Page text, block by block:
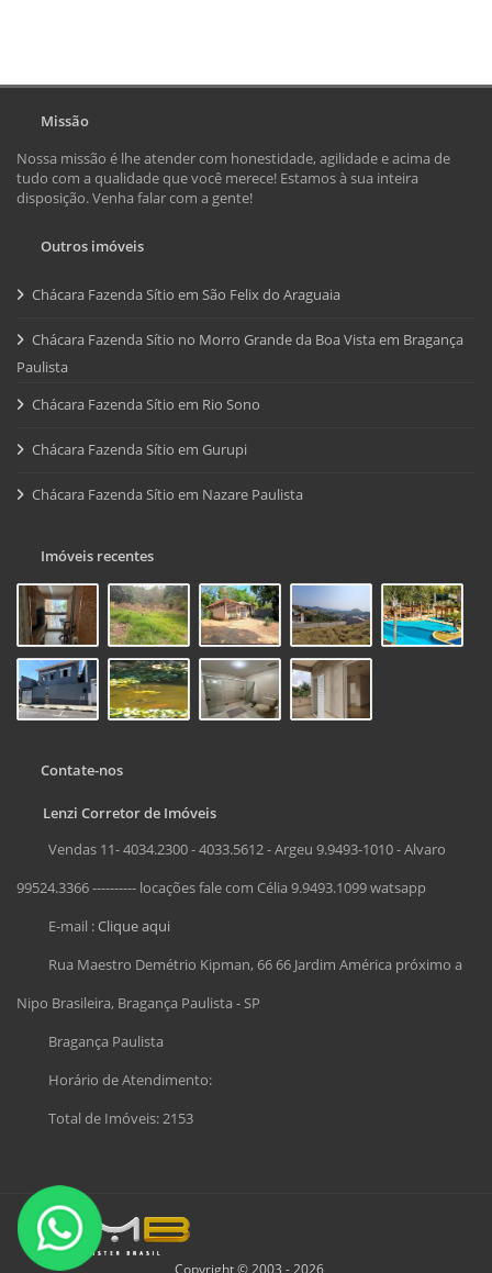
Missão
Nossa missão é lhe atender com honestidade, agilidade e acima de
tudo com a qualidade que você merece! Estamos à sua inteira
disposição. Venha falar com a gente!
Outros imóveis
Chácara Fazenda Sítio em São Felix do Araguaia
Chácara Fazenda Sítio no Morro Grande da Boa Vista em Bragança
Paulista
Chácara Fazenda Sítio em Rio Sono
Chácara Fazenda Sítio em Gurupi
Chácara Fazenda Sítio em Nazare Paulista
Imóveis recentes
Contate-nos
Lenzi Corretor de Imóveis
Vendas 11- 4034.2300 - 4033.5612 - Argeu 9.9493-1010 - Alvaro
99524.3366 ---------- locações fale com Célia 9.9493.1099 watsapp
E-mail :Clique aqui
Rua Maestro Demétrio Kipman, 66 66 Jardim América próximo a
Nipo Brasileira, Bragança Paulista - SP
Bragança Paulista
Horário de Atendimento:
Total de Imóveis: 2153
Copyright © 2003 - 2026